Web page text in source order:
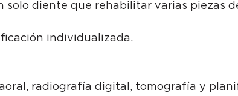
solo diente que rehabilitar varias piezas
individualizada.
radiografía digital, tomografía y